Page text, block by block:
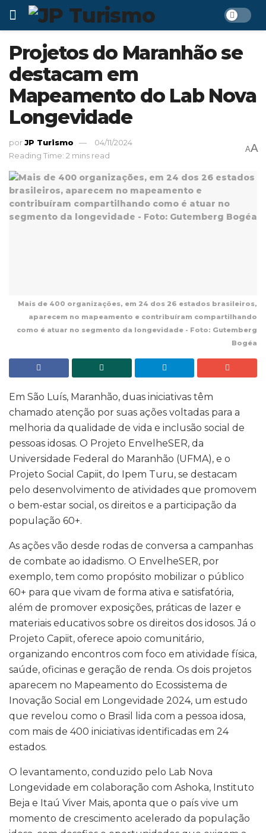
Projetos do Maranhão se
destacam em
Mapeamento do Lab Nova
Longevidade
porJP Turismo
04/11/2024
Reading Time: 2 mins read
AA
Mais de 400 organizações, em 24 dos 26 estados brasileiros,
aparecem no mapeamento e contribuíram compartilhando
como é atuar no segmento da longevidade - Foto: Gutemberg
Bogéa
Em São Luís, Maranhão, duas iniciativas têm
chamado atenção por suas ações voltadas para a
melhoria da qualidade de vida e inclusão social de
pessoas idosas. O Projeto EnvelheSER, da
Universidade Federal do Maranhão (UFMA), e o
Projeto Social Capiit, do Ipem Turu, se destacam
pelo desenvolvimento de atividades que promovem
o bem-estar social, os direitos e a participação da
população 60+.
As ações vão desde rodas de conversa a campanhas
de combate ao idadismo. O EnvelheSER, por
exemplo, tem como propósito mobilizar o público
60+ para que vivam de forma ativa e satisfatória,
além de promover exposições, práticas de lazer e
materiais educativos sobre os direitos dos idosos. Já o
Projeto Capiit, oferece apoio comunitário,
organizando encontros com foco em atividade física,
saúde, oficinas e geração de renda. Os dois projetos
aparecem no Mapeamento do Ecossistema de
Inovação Social em Longevidade 2024, um estudo
que revelou como o Brasil lida com a pessoa idosa,
com mais de 400 iniciativas identificadas em 24
estados.
O levantamento, conduzido pelo Lab Nova
Longevidade em colaboração com Ashoka, Instituto
Beja e Itaú Viver Mais, aponta que o país vive um
momento de crescimento acelerado da população